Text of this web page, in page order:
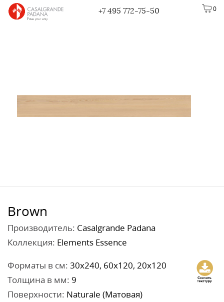
0
+7 495 772-75-50
Brown
Производитель: Casalgrande Padana
Коллекция: Elements Essence
Форматы в см: 30x240, 60x120, 20x120
Толщина в мм: 9
Поверхности: Naturale (Матовая)